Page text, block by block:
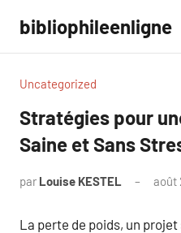
contenu
bibliophileenligne
Uncategorized
Stratégies pour
Saine et Sans
par Louise KESTEL août
La perte de poids, un